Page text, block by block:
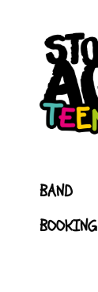
BAND
BOOKING